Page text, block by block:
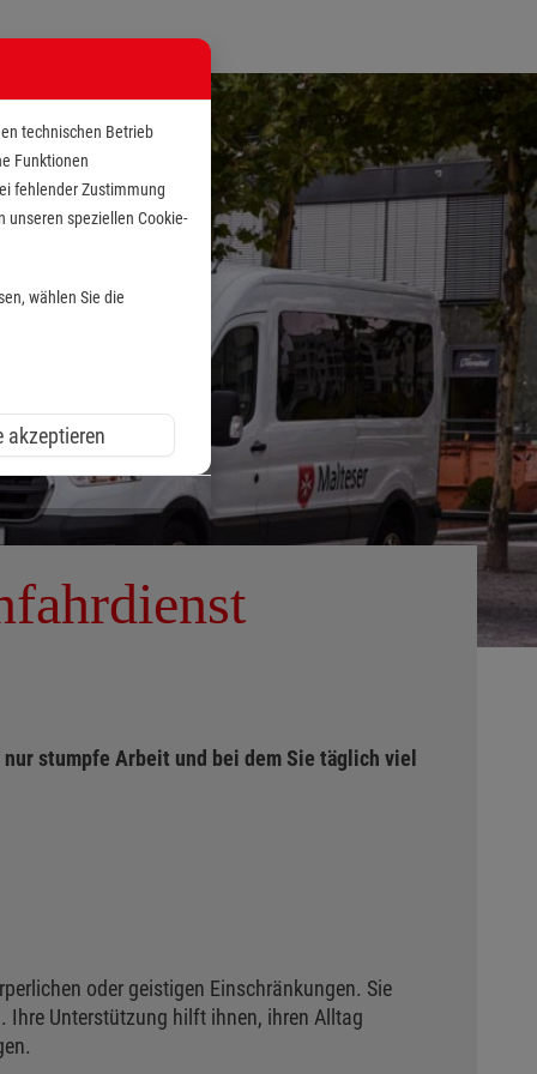
stumpfe Arbeit und bei dem Sie täglich viel
oder geistigen Einschränkungen. Sie
Ihre Unterstützung hilft ihnen, ihren Alltag
technischen Betrieb
Funktionen
fehlender Zustimmung
speziellen Cookie-
wählen Sie die
akzeptieren